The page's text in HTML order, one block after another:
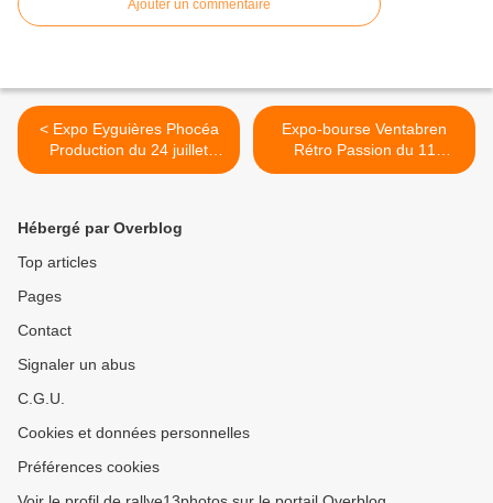
Ajouter un commentaire
< Expo Eyguières Phocéa
Production du 24 juillet
2022
Expo-bourse Ventabren
Rétro Passion du 11
septembre 2022 >
Hébergé par Overblog
Top articles
Pages
Contact
Signaler un abus
C.G.U.
Cookies et données personnelles
Préférences cookies